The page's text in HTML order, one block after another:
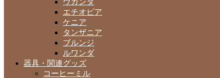
ウガンダ
エチオピア
ケニア
タンザニア
ブルンジ
ルワンダ
器具・関連グッズ
コーヒーミル